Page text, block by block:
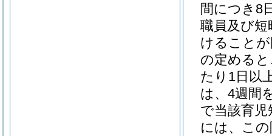
間につき8
職員及び
けること
の定める
たり1日以
は、4週間
で当該育
には、こ